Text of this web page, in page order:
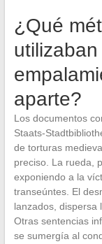
¿Qué
aparte?
Los documentos
Staats-
de torturas
preciso. La rueda,
exponiendo a la
transeúntes. El
lanzados, dispersa
Otras sentencias
se sumergía al